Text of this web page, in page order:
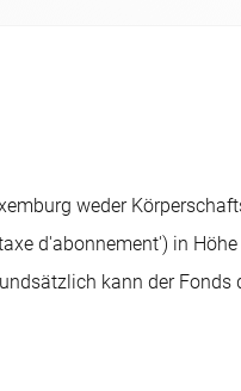
weder
d'abonnement') in
kann der Fonds